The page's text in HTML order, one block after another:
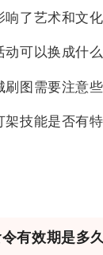
响了艺术和文化
动可以换成什么
刷图需要注意
有效期是多久